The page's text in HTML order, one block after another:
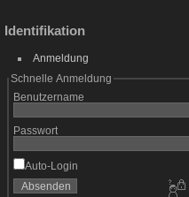
Identifikation
Anmeldung
Schnelle Anmeldung
Benutzername
Passwort
Auto-Login